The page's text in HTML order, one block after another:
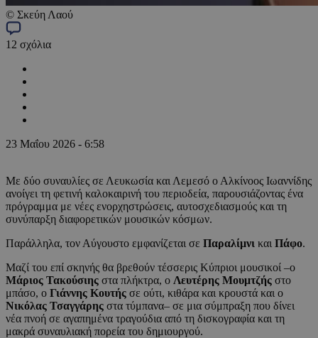
© Σκεύη Λαού
12 σχόλια
23 Μαΐου 2026 - 6:58
Με δύο συναυλίες σε Λευκωσία και Λεμεσό ο Αλκίνοος Ιωαννίδης
ανοίγει τη φετινή καλοκαιρινή του περιοδεία, παρουσιάζοντας ένα
πρόγραμμα με νέες ενορχηστρώσεις, αυτοσχεδιασμούς και τη
συνύπαρξη διαφορετικών μουσικών κόσμων.
Παράλληλα, τον Αύγουστο εμφανίζεται σε Παραλίμνι και Πάφο.
Μαζί του επί σκηνής θα βρεθούν τέσσερις Κύπριοι μουσικοί –ο
Μάριος Τακούσιης στα πλήκτρα, ο Λευτέρης Μουμτζής στο
μπάσο, ο Γιάννης Κουτής σε ούτι, κιθάρα και κρουστά και ο
Νικόλας Τσαγγάρης στα τύμπανα– σε μια σύμπραξη που δίνει
νέα πνοή σε αγαπημένα τραγούδια από τη δισκογραφία και τη
μακρά συναυλιακή πορεία του δημιουργού.